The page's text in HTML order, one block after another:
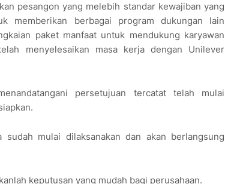
pesangon yang melebih standar kewajiban yang
memberikan berbagai program dukungan lain
paket manfaat untuk mendukung karyawan
menyelesaikan masa kerja dengan Unilever
persetujuan tercatat telah mulai
sudah mulai dilaksanakan dan akan berlangsung
keputusan yang mudah bagi perusahaan.